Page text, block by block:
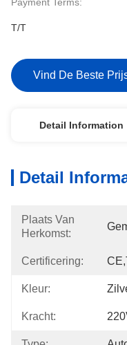
T/T
Vind De Beste
Detail Information
Detail
Plaats Van
Herkomst:
Certificering:
Kleur:
Kracht: